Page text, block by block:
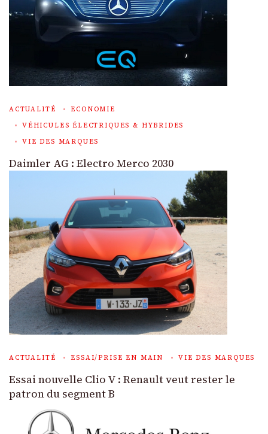
ACTUALITÉ
ECONOMIE
VÉHICULES ÉLECTRIQUES & HYBRIDES
VIE DES MARQUES
Daimler AG : Electro Merco 2030
ACTUALITÉ ESSAI/PRISE EN MAIN VIE DES MARQUES
Essai nouvelle Clio V : Renault veut rester le
patron du segment B